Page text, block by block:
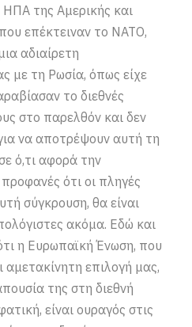
της Αμερικής και
επέκτειναν το ΝΑΤΟ,
αδιαίρετη
με τη Ρωσία, όπως είχε
το διεθνές
στο παρελθόν και δεν
να αποτρέψουν αυτή τη
ό,τι αφορά την
ότι οι πληγές
σύγκρουση, θα είναι
ακόμα. Εδώ και
η Ευρωπαϊκή Ένωση, που
επιλογή μας,
της στη διεθνή
είναι ουραγός στις